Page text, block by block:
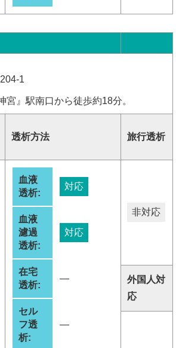
1
宮』駅南口から徒歩約18分。
透析方法 旅行透析
血液
透析:
対応
血液
濾過
透析:
対応
在宅
透析:
―
セル
フ透
析:
―
非対応
外国人対
応